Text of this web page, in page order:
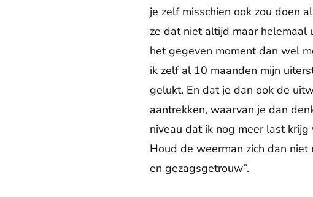
je zelf misschien ook zou doen
ze dat niet altijd maar
het gegeven moment dan wel
ik zelf al 10 maanden mijn
gelukt. En dat je dan ook de
aantrekken, waarvan je dan
niveau dat ik nog meer last
Houd de weerman zich dan niet
en gezagsgetrouw”.